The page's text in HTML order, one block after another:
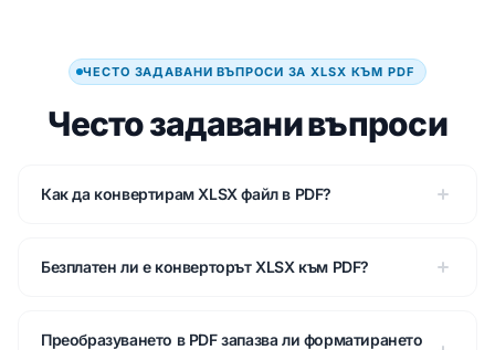
ЧЕСТО ЗАДАВАНИ ВЪПРОСИ ЗА XLSX КЪМ PDF
Често задавани въпроси
Как да конвертирам XLSX файл в PDF?
Безплатен ли е конверторът XLSX към PDF?
Преобразуването в PDF запазва ли форматирането